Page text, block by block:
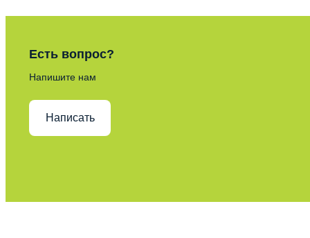
Есть вопрос?
Напишите нам
Написать